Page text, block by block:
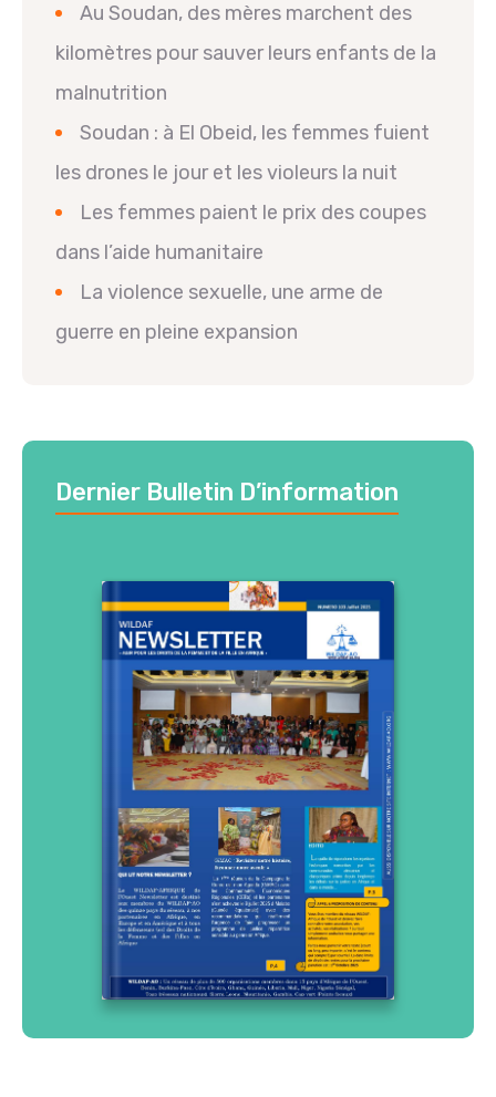
Au Soudan, des mères marchent des
kilomètres pour sauver leurs enfants de la
malnutrition
Soudan : à El Obeid, les femmes fuient
les drones le jour et les violeurs la nuit
Les femmes paient le prix des coupes
dans l’aide humanitaire
La violence sexuelle, une arme de
guerre en pleine expansion
Dernier Bulletin D’information